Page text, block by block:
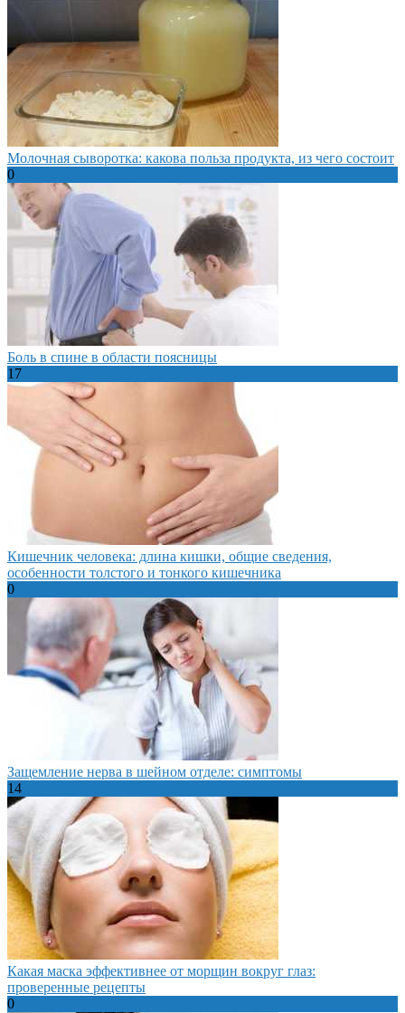
Молочная сыворотка: какова польза продукта, из чего состоит
0
Боль в спине в области поясницы
17
Кишечник человека: длина кишки, общие сведения,
особенности толстого и тонкого кишечника
0
Защемление нерва в шейном отделе: симптомы
14
Какая маска эффективнее от морщин вокруг глаз:
проверенные рецепты
0